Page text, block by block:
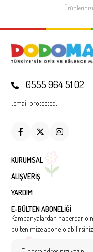
Ürünlerinizi
0555 964 51 02
[email protected]
KURUMSAL
ALIŞVERİŞ
YARDIM
E-BÜLTEN ABONELİĞİ
Kampanyalardan haberdar
bültenimize abone olabilirsiniz.